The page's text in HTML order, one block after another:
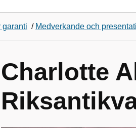
garanti / Medverkande och
Charlotte